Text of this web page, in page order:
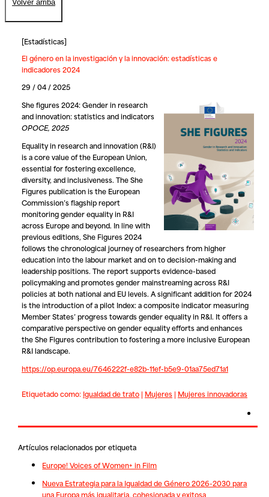
Volver arriba
[Estadísticas]
El género en la investigación y la innovación: estadísticas e
indicadores 2024
29 / 04 / 2025
She figures 2024: Gender in research
and innovation: statistics and indicators
OPOCE, 2025
Equality in research and innovation (R&I)
is a core value of the European Union,
essential for fostering excellence,
diversity, and inclusiveness. The She
Figures publication is the European
Commission’s flagship report
monitoring gender equality in R&I
across Europe and beyond. In line with
previous editions, She Figures 2024
follows the chronological journey of researchers from higher
education into the labour market and on to decision-making and
leadership positions. The report supports evidence-based
policymaking and promotes gender mainstreaming across R&I
policies at both national and EU levels. A significant addition for 2024
is the introduction of a pilot Index: a composite indicator measuring
Member States’ progress towards gender equality in R&I. It offers a
comparative perspective on gender equality efforts and enhances
the She Figures contribution to fostering a more inclusive European
R&I landscape.
https://op.europa.eu/7646222f-e82b-11ef-b5e9-01aa75ed71a1
Etiquetado como: Igualdad de trato| Mujeres| Mujeres innovadoras
Artículos relacionados por etiqueta
Europe! Voices of Women+ in Film
Nueva Estrategia para la Igualdad de Género 2026-2030 para
una Europa más igualitaria, cohesionada y exitosa